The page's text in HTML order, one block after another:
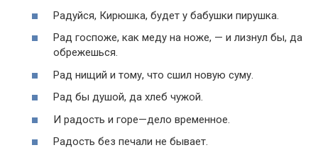
Радуйся, Кирюшка, будет у бабушки пирушка.
Рад госпоже, как меду на ноже, — и лизнул бы, да
обрежешься.
Рад нищий и тому, что сшил новую суму.
Рад бы душой, да хлеб чужой.
И радость и горе—дело временное.
Радость без печали не бывает.